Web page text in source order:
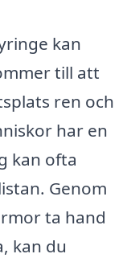
kan
till att
ren och
har en
kan ofta
Genom
ta hand
kan du